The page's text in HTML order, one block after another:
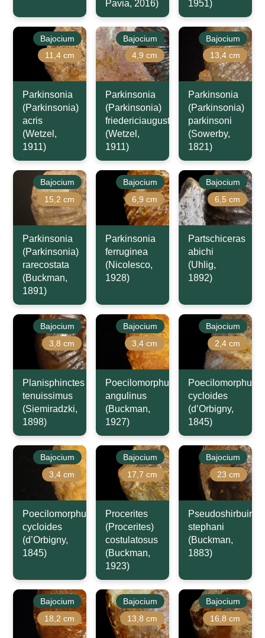
Pavia, 2016) 1951)
Bajocium
11,4 cm
Parkinsonia
(Parkinsonia)
acris
(Wetzel,
1911)
Bajocium
4,9 cm
Parkinsonia
(Parkinsonia)
friedericiaugusti
(Wetzel,
1911)
Bajocium
13,4 cm
Parkinsonia
(Parkinsonia)
parkinsoni
(Sowerby,
1821)
Bajocium
15,2 cm
Parkinsonia
(Parkinsonia)
rarecostata
(Buckman,
1891)
Bajocium
6,9 cm
Parkinsonia
ferruginea
(Nicolesco,
1928)
Bajocium
6,5 cm
Partschiceras
abichi
(Uhlig,
1892)
Bajocium
3,8 cm
Planisphinctes
tenuissimus
(Siemiradzki,
1898)
Bajocium
3,4 cm
Poecilomorphus
angulinus
(Buckman,
1927)
Bajocium
2,4 cm
Poecilomorphus
cycloides
(d’Orbigny,
1845)
Bajocium
3,4 cm
Poecilomorphus
cycloides
(d’Orbigny,
1845)
Bajocium
17,7 cm
Procerites
(Procerites)
costulatosus
(Buckman,
1923)
Bajocium
23 cm
Pseudoshirbuirnia
stephani
(Buckman,
1883)
Bajocium
18,2 cm
Bajocium
13,8 cm
Bajocium
16,8 cm